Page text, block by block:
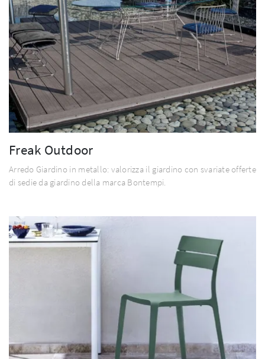
Freak Outdoor
Arredo Giardino in metallo: valorizza il giardino con svariate offerte
di sedie da giardino della marca Bontempi.